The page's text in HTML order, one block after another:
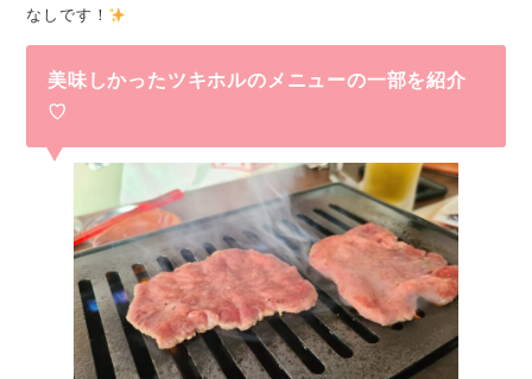
なしです！
美味しかったツキホルのメニューの一部を紹介
♡